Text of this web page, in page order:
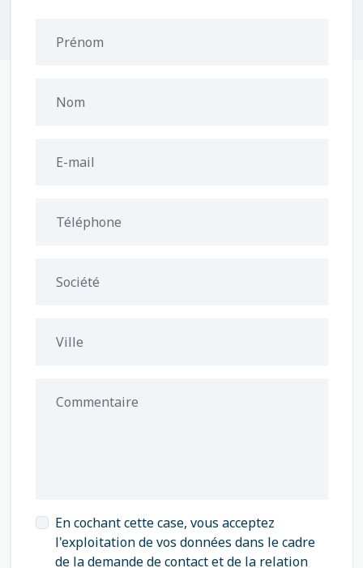
Prénom
Nom
E-mail
Téléphone
Société
Ville
Commentaire
En cochant cette case, vous acceptez
l'exploitation de vos données dans le cadre
de la demande de contact et de la relation